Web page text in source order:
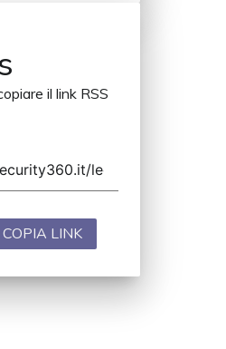
il link RSS
COPIA LINK